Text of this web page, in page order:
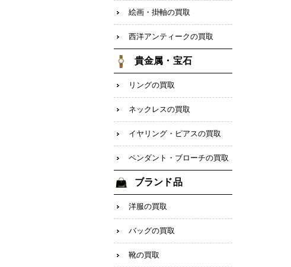
絵画・掛軸の買取
西洋アンティークの買取
貴金属・宝石
リングの買取
ネックレスの買取
イヤリング・ピアスの買取
ペンダント・ブローチの買取
ブランド品
洋服の買取
バッグの買取
靴の買取